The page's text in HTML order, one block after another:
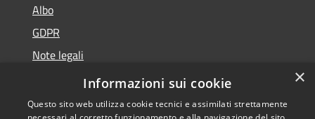
Albo
GDPR
Note legali
Dichiarazione di accessibilità
×
Informazioni sui cookie
Questo sito web utilizza cookie tecnici e assimilati strettamente